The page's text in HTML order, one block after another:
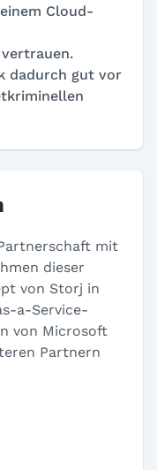
Cloud-
dadurch gut vor
mit
dieser
von Storj in
a-Service-
von Microsoft
Partnern